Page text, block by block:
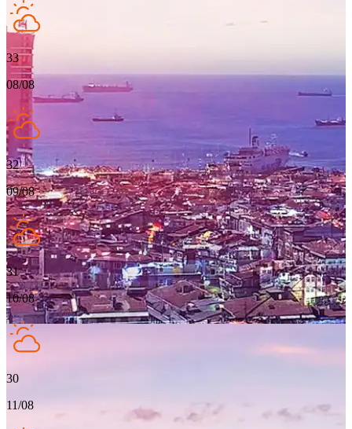
33
08/08
32
09/08
31
10/08
30
11/08